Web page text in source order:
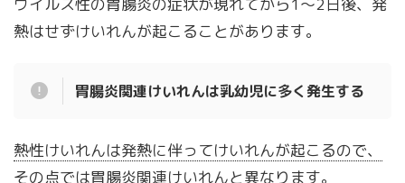
ウイルス性の胃腸炎の症状が現れてから1～2日後、発
熱はせずけいれんが起こることがあります。
胃腸炎関連けいれんは乳幼児に多く発生する
熱性けいれんは発熱に伴ってけいれんが起こるので、
その点では胃腸炎関連けいれんと異なります。